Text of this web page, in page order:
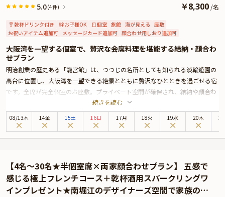
5.0(4件) ￥8,300 /名
乾杯ドリンク付き お子様OK 個室 旅館 海が見える 座敷
お祝いアイテム追加可 メッセージカード追加可 顔合わせ用しおり追加可
大阪湾を一望する個室で、贅沢な会席料理を堪能する結納・顔合わ
せプラン
明治創業の歴史ある「龍宮館」は、つつじの名所としても知られる淡輪遊園の
高台に位置し、大阪湾を一望できる絶景とともに贅沢なひとときを過ごせる宿
です。全席が完全個室のお座敷。プライベート空間が確保され、結納や顔合わ
せといった大切な場に最適です。お部屋から見える大阪湾の眺めは、特別な日
の思い出に彩りを加えます。
「龍宮館」自慢の会席料理は、地元で獲れる新鮮な海の幸をふんだんに使用し
さらに、プランには乾杯用のワンドリンクが含まれており、特別な席にぴった
りのサービスが整っています。追加料金にて、お祝いにピッタリのお頭付き魚
料理(煮魚等)を付けることも可能です。ご興味がある方は、ページ下部の「よ
続きを読む
08/13木 14金 15土 16日 17月 18火 19水 20木
【4名～30名★半個室席×両家顔合わせプラン】 五感で
感じる極上フレンチコース＋乾杯酒用スパークリングワ
インプレゼント★南堀江のデザイナーズ空間で家族の縁